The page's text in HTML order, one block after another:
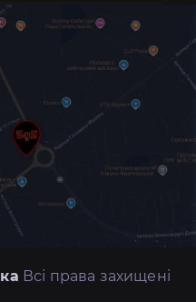
Всі права захищені